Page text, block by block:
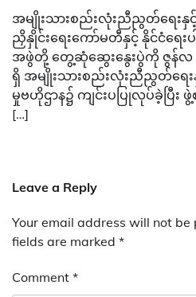
အမျိုးသားစည်းလုံးညီညွတ်ရေးနှင့်
ညှိနှိုင်းရေးကော်မတီနှင့် နိုင်ငံရေ
အဖွဲတို့ တွေ့ဆုံဆွေးနွေးပွဲကို ဇွန်လ
ရှိ အမျိုးသားစည်းလုံးညီညွတ်ရေးနှ
မှုဗဟိုဌာန၌ ကျင်းပပြုလုပ်ခဲ့ပြီး
[…]
Leave a Reply
Your email address will not be
fields are marked *
Comment *